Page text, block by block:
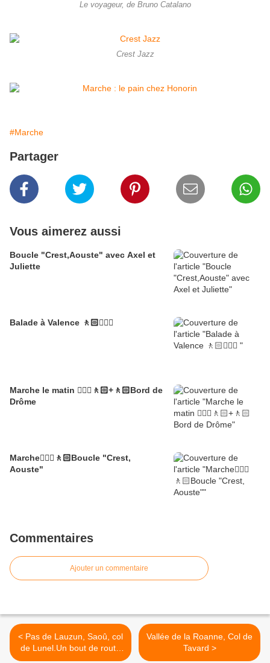
Le voyageur, de Bruno Catalano
Crest Jazz
#Marche
Partager
Vous aimerez aussi
Boucle "Crest,Aouste" avec Axel et
Juliette
Balade à Valence 🚶🏻🚶🏼‍♂️
Marche le matin 🚶🏼‍♂️🚶🏻+🚶🏻Bord de
Drôme
Marche🚶🏼‍♂️🚶🏻Boucle "Crest,
Aouste"
Commentaires
Ajouter un commentaire
< Pas de Lauzun, Saoû, col
de Lunel.Un bout de route
avec Patrice.
Vallée de la Roanne, Col de
Tavard >